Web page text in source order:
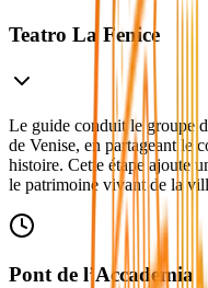
Teatro La Fenice
Le guide conduit le groupe
de Venise, en partageant le
histoire. Cette étape ajoute
le patrimoine vivant de la
Pont de l’Accademia